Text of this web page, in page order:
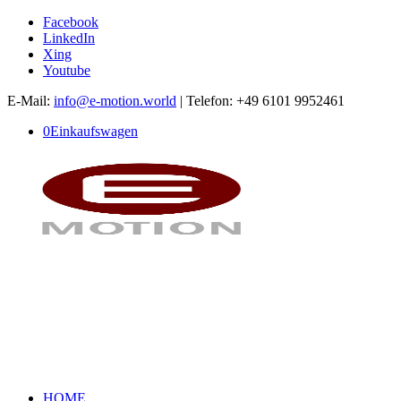
Facebook
LinkedIn
Xing
Youtube
E-Mail: info@e-motion.world | Telefon: +49 6101 9952461
0Einkaufswagen
HOME